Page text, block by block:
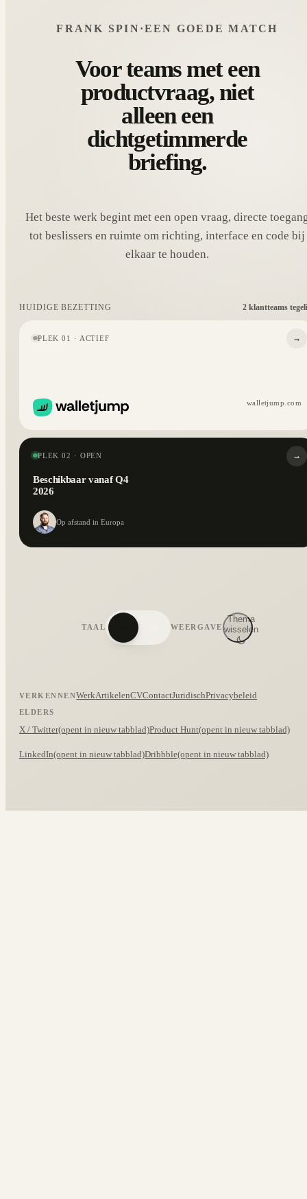
FRANK SPIN·EEN GOEDE MATCH
Voor teams met een
productvraag, niet
alleen een
dichtgetimmerde
briefing.
Het beste werk begint met een open vraag, directe
tot beslissers en ruimte om richting, interface en code bij
elkaar te houden.
HUIDIGE BEZETTING 2 klantteams
PLEK 01 · ACTIEF
walletjump.com
→
PLEK 02 · OPEN
Beschikbaar vanaf Q4
2026
Op afstand in Europa
→
TAAL WEERGAVE
Thema
wisselen
VERKENNEN WerkArtikelenCVContactJuridischPrivacybeleid
ELDERS
X / Twitter(opent in nieuw tabblad)Product Hunt(opent in nieuw tabblad)
LinkedIn(opent in nieuw tabblad)Dribbble(opent in nieuw tabblad)